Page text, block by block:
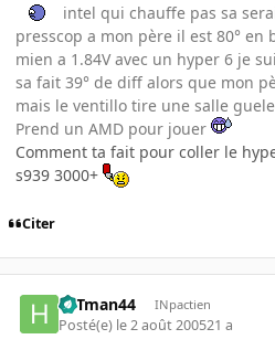
intel qui chauffe pas sa
presscop a mon père il est 80°
mien a 1.84V avec un hyper 6 je
sa fait 39° de diff alors que mon
mais le ventillo tire une salle
Prend un AMD pour jouer
Comment ta fait pour coller le
s939 3000+
Citer
HITman44 INpactien
Posté(e) le 2 août 200521 a